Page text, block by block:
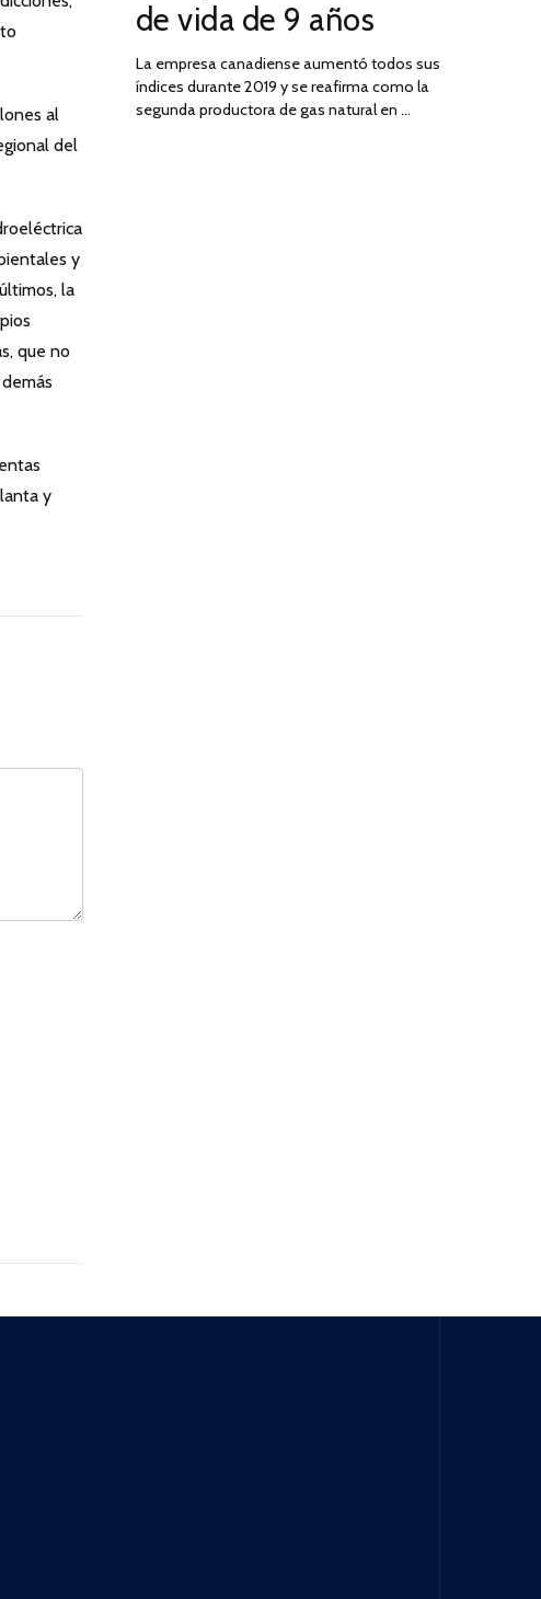
al
del
y
la
que no
y
de vida de 9 años
La empresa canadiense aumentó todos sus
índices durante 2019 y se reafirma como la
segunda productora de gas natural en …